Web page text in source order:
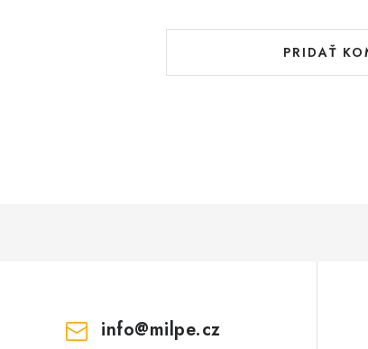
PRIDAŤ
info@milpe.cz